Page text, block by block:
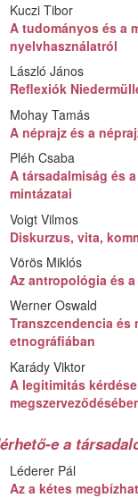
Kuczi Tibor
A tudományos és a
nyelvhasználatról
László János
Reflexiók
Mohay Tamás
A néprajz és a
Pléh Csaba
A társadalmiság és
mintázatai
Voigt Vilmos
Diskurzus, vita,
Vörös Miklós
Az antropológia és
Werner Oswald
Transzcendencia és
etnográfiában
Karády Viktor
A legitimitás
e a
Léderer Pál
Az a kétes